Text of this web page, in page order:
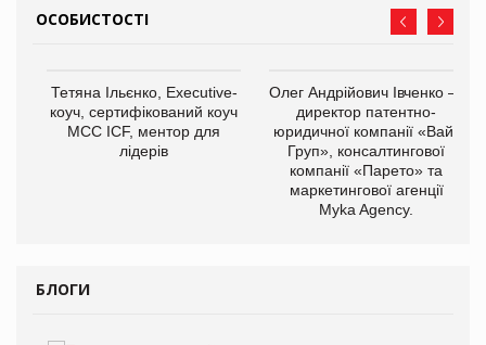
ОСОБИСТОСТІ
Тетяна Ільєнко, Executive-
коуч, сертифікований коуч
МСС ICF, ментор для
лідерів
Олег Андрійович Івченко —
директор патентно-
юридичної компанії «Вайз
Груп», консалтингової
компанії «Парето» та
маркетингової агенції
Myka Agency.
БЛОГИ